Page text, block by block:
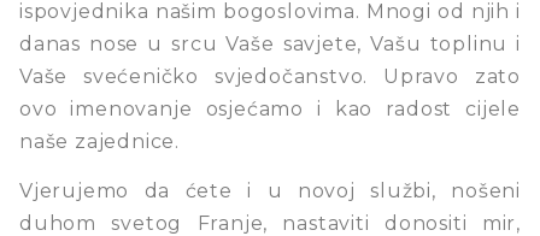
ispovjednika našim bogoslovima. Mnogi od njih i
danas nose u srcu Vaše savjete, Vašu toplinu i
Vaše svećeničko svjedočanstvo. Upravo zato
ovo imenovanje osjećamo i kao radost cijele
naše zajednice.
Vjerujemo da ćete i u novoj službi, nošeni
duhom svetog Franje, nastaviti donositi mir,